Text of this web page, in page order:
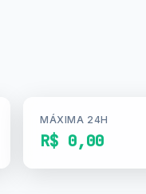
MÁXIMA 24H
R$ 0,00